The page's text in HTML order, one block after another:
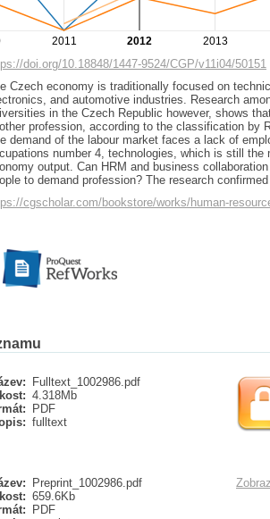
2011 2012 2013
doi.org/10.18848/1447-9524/CGP/v11i04/50151
Czech economy is traditionally focused on
and automotive industries. Research
in the Czech Republic however, shows
profession, according to the classification by
demand of the labour market faces a lack of
number 4, technologies, which is still the
output. Can HRM and business
to demand profession? The research
cgscholar.com/bookstore/works/human-
Fulltext_1002986.pdf
4.318Mb
PDF
fulltext
Preprint_1002986.pdf
659.6Kb
PDF